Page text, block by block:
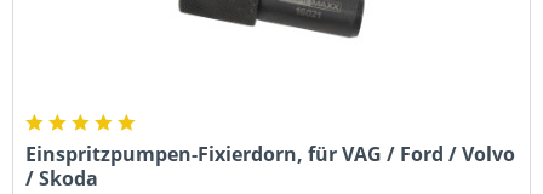
Einspritzpumpen-Fixierdorn, für VAG / Ford / Volvo
/ Skoda